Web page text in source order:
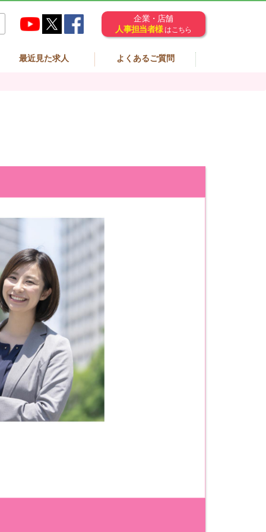
企業・店舗
人事担当者様 はこちら
最近見た求人 よくあるご質問